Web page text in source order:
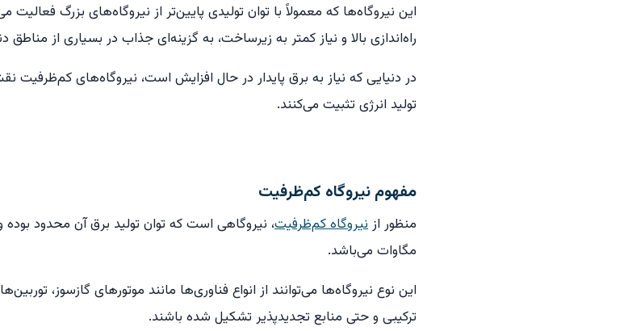
این نیروگاه‌ها که معمولاً با توان تولیدی پایین‌تر از نیروگاه‌های بزرگ
راه‌اندازی بالا و نیاز کمتر به زیرساخت، به گزینه‌ای جذاب در بسیاری از مناطق
در دنیایی که نیاز به برق پایدار در حال افزایش است، نیروگاه‌های
تولید انرژی تثبیت می‌کنند.
مفهوم نیروگاه کم‌ظرفیت
منظور از نیروگاه کم‌ظرفیت، نیروگاهی است که توان تولید برق آن محدود
مگاوات می‌باشد.
این نوع نیروگاه‌ها می‌توانند از انواع فناوری‌ها مانند موتورهای گازسوز،
ترکیبی و حتی منابع تجدیدپذیر تشکیل شده باشند.